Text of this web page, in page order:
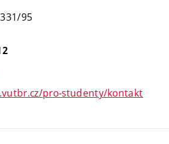
95
pro-studenty/kontakt